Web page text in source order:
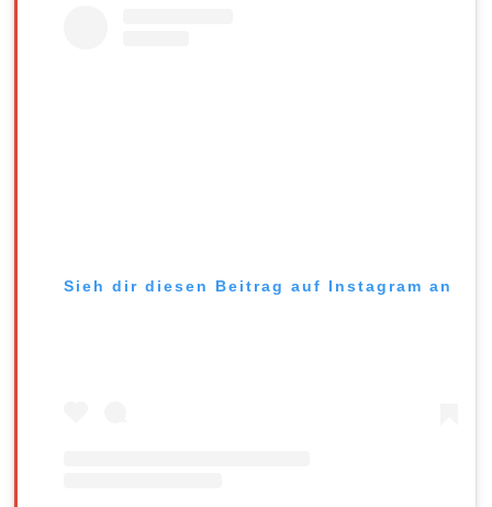
Sieh dir diesen Beitrag auf Instagram an